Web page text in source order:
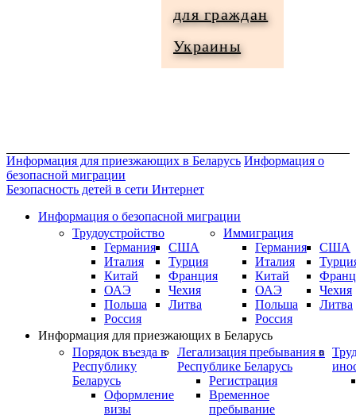
для граждан
Украины
Информация для приезжающих в Беларусь Информация о
безопасной миграции
Безопасность детей в сети Интернет
Информация о безопасной миграции
Трудоустройство
Германия
Италия
Китай
ОАЭ
Польша
Россия
США
Турция
Франция
Чехия
Литва
Иммиграция
Германия
Италия
Китай
ОАЭ
Польша
Россия
США
Чехия
Литва
Информация для приезжающих в Беларусь
Порядок въезда в
Республику
Беларусь
Оформление
визы
Легализация пребывания в
Республике Беларусь
Регистрация
Временное
пребывание